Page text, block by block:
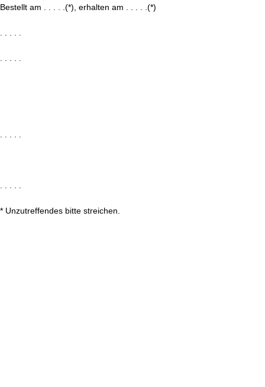
Bestellt am . . . . .(*), erhalten am . . . . .(*)
* Unzutreffendes bitte streichen.